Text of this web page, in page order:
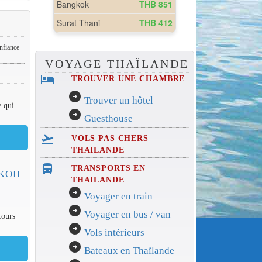
qui
VOYAGE THAÏLANDE
hotel TROUVER UNE CHAMBRE
arrow_circle_right Trouver un hôtel
arrow_circle_right Guesthouse
flight_takeoff
VOLS PAS CHERS
THAILANDE
directions_bus_filled
TRANSPORTS EN
THAILANDE
arrow_circle_right Voyager en train
arrow_circle_right Voyager en bus / van
arrow_circle_right Vols intérieurs
arrow_circle_right Bateaux en Thaïlande